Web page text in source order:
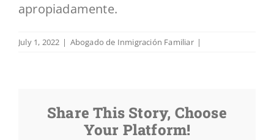
apropiadamente.
July 1, 2022 | Abogado de Inmigración Familiar |
Share This Story, Choose
Your Platform!